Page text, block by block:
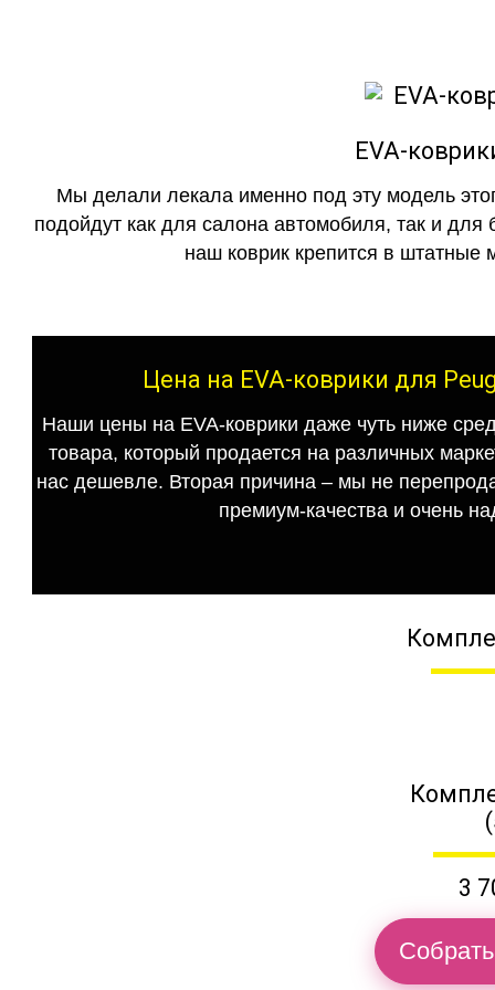
EVA-
Мы делали лекала именно под эту модель
подойдут как для салона автомобиля, так и для
наш коврик крепится в штатные
Цена на EVA-коврики для
Наши цены на EVA-коврики даже чуть ниже
товара, который продается на различных
нас дешевле. Вторая причина – мы не
премиум-качества и очень
3